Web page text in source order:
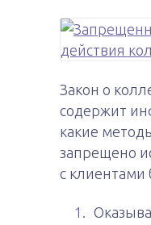
Закон о
содержит
какие
запрещено
с клиентами